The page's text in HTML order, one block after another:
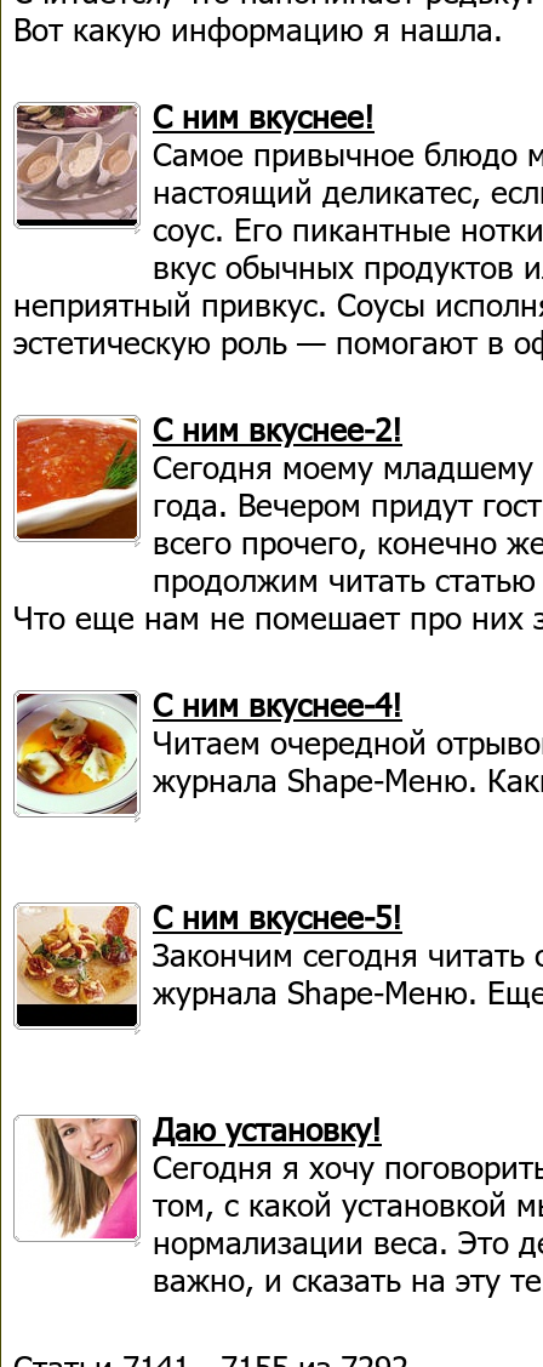
Вот какую информацию я нашла.
С ним вкуснее!
Самое привычное блюдо
настоящий деликатес,
соус. Его пикантные
вкус обычных продуктов
неприятный привкус. Соусы
эстетическую роль — помогают в
С ним вкуснее-2!
Сегодня моему младшему
года. Вечером придут
всего прочего, конечно
продолжим читать
Что еще нам не помешает про них
С ним вкуснее-4!
Читаем очередной
журнала Shape-Меню.
С ним вкуснее-5!
Закончим сегодня читать
журнала Shape-Меню.
Даю установку!
Сегодня я хочу
том, с какой установкой
нормализации веса. Это
важно, и сказать на эту